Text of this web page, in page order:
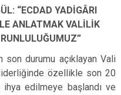
“ECDAD YADİGÂRI
ANLATMAK VALİLİK
durumu açıklayan Vali
liderliğinde özellikle son 20
edilmeye başlandı ve